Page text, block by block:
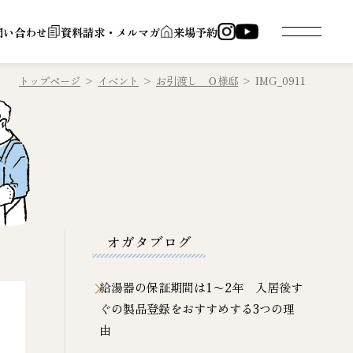
合わせ 資料請求・メルマガ 来場予約
トップページ > イベント > お引渡し Ｏ様邸 > IMG_0911
オガタブログ
給湯器の保証期間は1〜2年 入居後す
ぐの製品登録をおすすめする3つの理
由